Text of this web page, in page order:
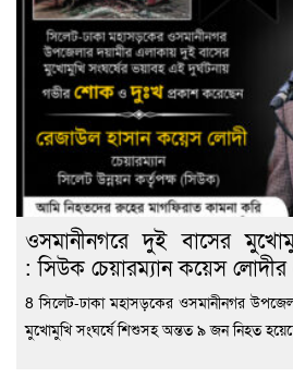
ওসমানীনগরে দুই বাসের
: সিউক চেয়ারম্যান কয়েস
8 সিলেট-ঢাকা মহাসড়কের ওসমানীনগর
মুখোমুখি সংঘর্ষে শিশুসহ অন্তত ৯ জন নিহত